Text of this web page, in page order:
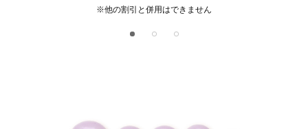
※他の割引と併用はできません